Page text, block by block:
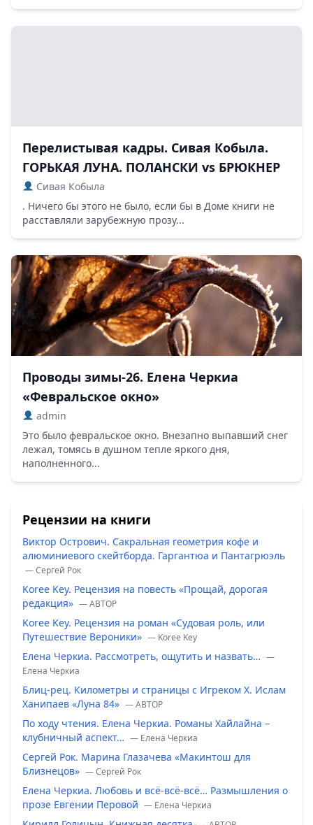
Перелистывая кадры. Сивая Кобыла.
ГОРЬКАЯ ЛУНА. ПОЛАНСКИ vs БРЮКНЕР
Сивая Кобыла
. Ничего бы этого не было, если бы в Доме книги не
расставляли зарубежную прозу...
Проводы зимы-26. Елена Черкиа
«Февральское окно»
admin
Это было февральское окно. Внезапно выпавший снег
лежал, томясь в душном тепле яркого дня,
наполненного...
Рецензии на книги
Виктор Острович. Сакральная геометрия кофе и
алюминиевого скейтборда. Гаргантюа и Пантагрюэль
— Сергей Рок
Koree Key. Рецензия на повесть «Прощай, дорогая
редакция» — ABTOP
Koree Key. Рецензия на роман «Судовая роль, или
Путешествие Вероники» — Koree Key
Елена Черкиа. Рассмотреть, ощутить и назвать… —
Елена Черкиа
Блиц-рец. Километры и страницы с Игреком Х. Ислам
Ханипаев «Луна 84» — ABTOP
По ходу чтения. Елена Черкиа. Романы Хайлайна –
клубничный аспект… — Елена Черкиа
Сергей Рок. Марина Глазачева «Макинтош для
Близнецов» — Сергей Рок
Елена Черкиа. Любовь и всё-всё-всё… Размышления о
прозе Евгении Перовой — Елена Черкиа